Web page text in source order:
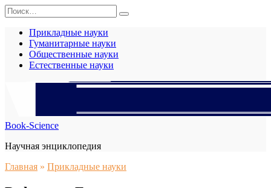
Перейти
к
содержанию
Search
for:
Прикладные науки
Гуманитарные науки
Общественные науки
Естественные науки
Book-Science
Научная энциклопедия
Главная » Прикладные науки